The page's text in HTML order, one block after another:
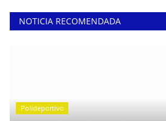
NOTICIA RECOMENDADA
Polideportivo